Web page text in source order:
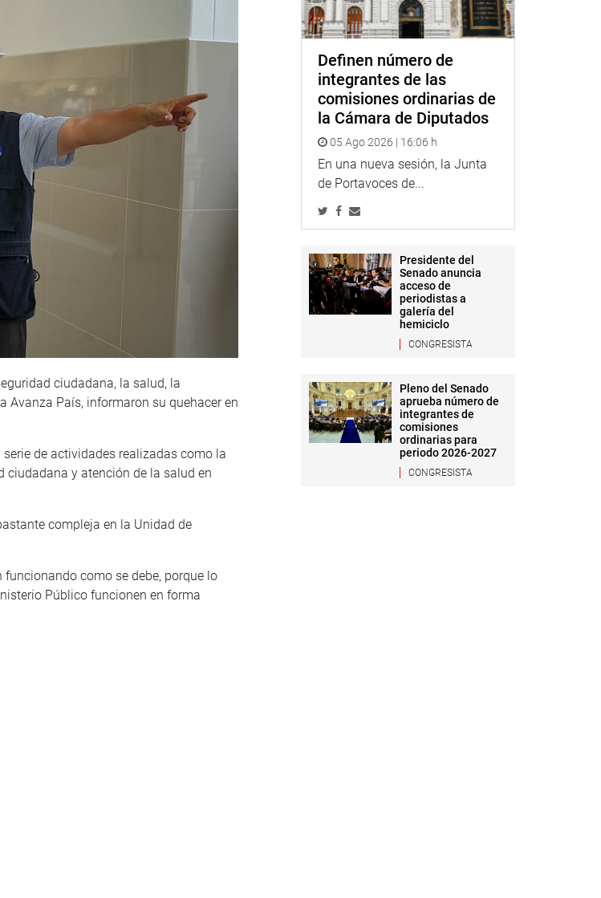
ciudadana, la salud, la
Avanza País, informaron su quehacer en
de actividades realizadas como la
ciudadana y atención de la salud en
compleja en la Unidad de
como se debe, porque lo
Público funcionen en forma
Definen número de
integrantes de las
comisiones ordinarias de
la Cámara de Diputados
05 Ago 2026 | 16:06 h
En una nueva sesión, la Junta
de Portavoces de...
Presidente del
Senado anuncia
acceso de
periodistas a
galería del
hemiciclo
CONGRESISTA
Pleno del Senado
aprueba número de
integrantes de
comisiones
ordinarias para
periodo 2026-2027
CONGRESISTA